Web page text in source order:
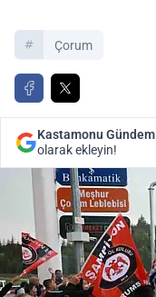
Çorum
Kastamonu Gündem
olarak ekleyin!